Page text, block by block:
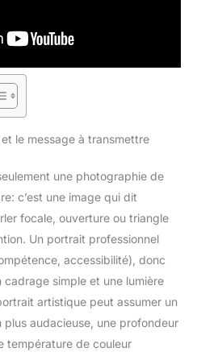
le message à transmettre
une photographie de
c’est une image qui dit
focale, ouverture ou triangle
Un portrait professionnel
accessibilité), donc
cadrage simple et une lumière
artistique peut assumer un
audacieuse, une profondeur
température de couleur